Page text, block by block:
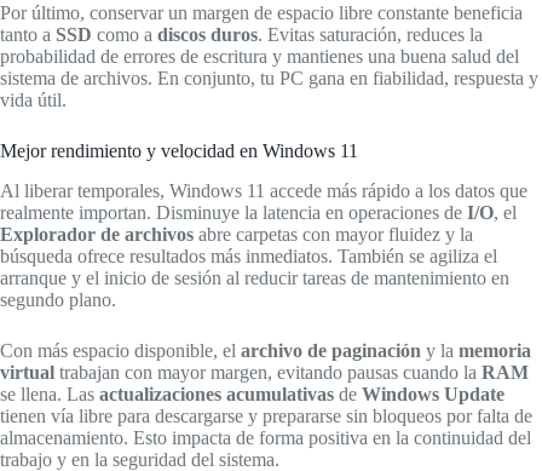
Por último, conservar un margen de espacio libre constante beneficia
tanto a SSD como a discos duros. Evitas saturación, reduces la
probabilidad de errores de escritura y mantienes una buena salud del
sistema de archivos. En conjunto, tu PC gana en fiabilidad, respuesta y
vida útil.
Mejor rendimiento y velocidad en Windows 11
Al liberar temporales, Windows 11 accede más rápido a los datos que
realmente importan. Disminuye la latencia en operaciones de I/O, el
Explorador de archivos abre carpetas con mayor fluidez y la
búsqueda ofrece resultados más inmediatos. También se agiliza el
arranque y el inicio de sesión al reducir tareas de mantenimiento en
segundo plano.
Con más espacio disponible, el archivo de paginación y la memoria
virtual trabajan con mayor margen, evitando pausas cuando la RAM
se llena. Las actualizaciones acumulativas de Windows Update
tienen vía libre para descargarse y prepararse sin bloqueos por falta de
almacenamiento. Esto impacta de forma positiva en la continuidad del
trabajo y en la seguridad del sistema.